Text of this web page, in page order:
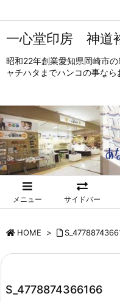
一心堂印房 神道
昭和22年創業愛知県岡崎市
ャチハタまでハンコの事なら
メニュー サイドバー
HOME >
S_4778874366166